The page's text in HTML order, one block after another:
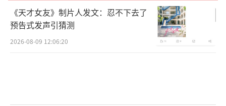
《天才女友》制片人发文：忍不下去了
预告式发声引猜测
2026-08-09 12:06:20